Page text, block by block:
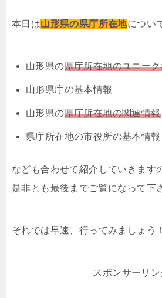
本日は山形県の県庁所在地につい
山形県の県庁所在地のユニー
山形県庁の基本情報
山形県の県庁所在地の関連情報
県庁所在地の市役所の基本情報
なども合わせて紹介していきます
是非とも最後までご覧になって下
それでは早速、行ってみましょう！
スポンサーリン